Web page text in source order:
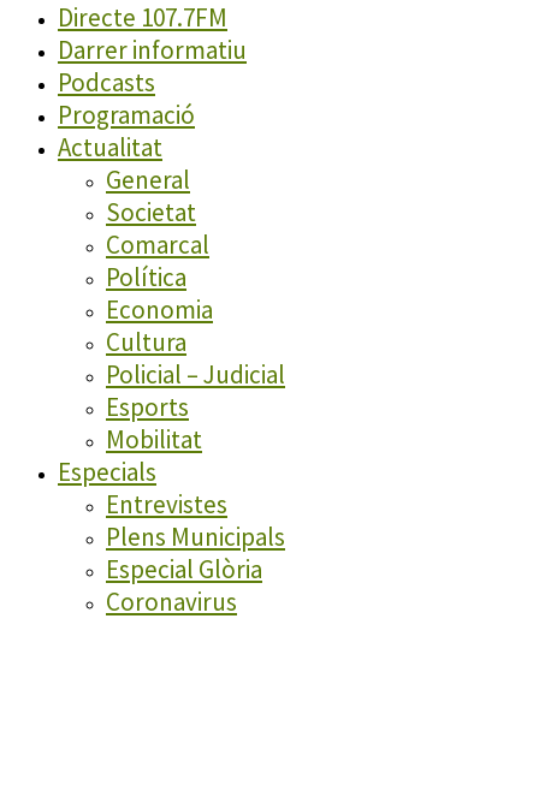
Directe 107.7FM
Darrer informatiu
Podcasts
Programació
Actualitat
General
Societat
Comarcal
Política
Economia
Cultura
Policial – Judicial
Esports
Mobilitat
Especials
Entrevistes
Plens Municipals
Especial Glòria
Coronavirus